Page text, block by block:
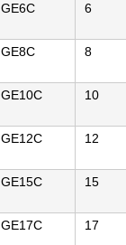
GE6C 6
GE8C 8
GE10C 10
GE12C 12
GE15C 15
GE17C 17